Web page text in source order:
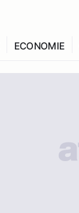
ECONOMIE